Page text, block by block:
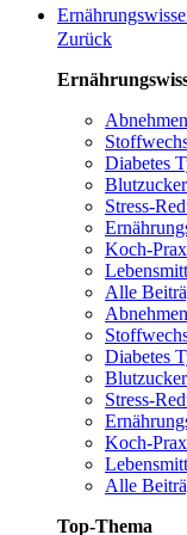
Zurück
Diabetes
Stress-
Koch-
Alle
Diabetes
Stress-
Koch-
Alle
Top-Thema